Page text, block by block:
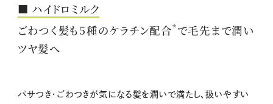
■ ハイドロミルク
ごわつく髪も5種のケラチン配合*で毛先まで潤い
ツヤ髪へ
パサつき・ごわつきが気になる髪を潤いで満たし、扱いやすい